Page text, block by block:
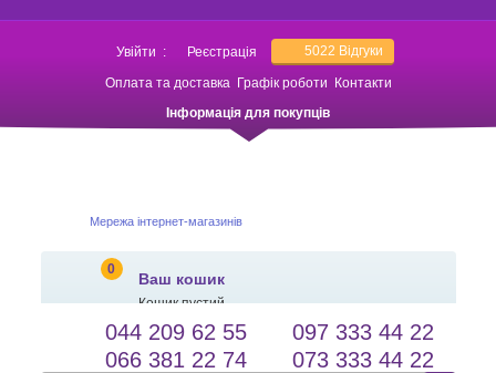
Увійти : Реєстрація 5022 Відгуки
Оплата та доставка Графік роботи
Контакти
Інформація для покупців
Мережа інтернет-магазинів
0
Ваш кошик
Кошик пустий
salessameto@gmail.com
Зворотній зв'язок
Мова сайту
044 209 62 55
097 333 44 22
066 381 22 74
073 333 44 22